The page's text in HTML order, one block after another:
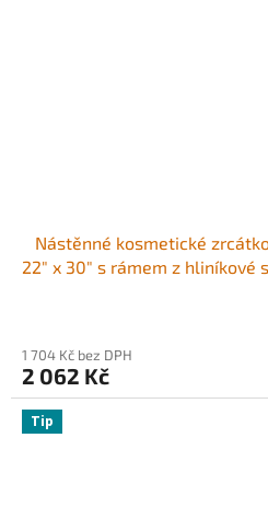
Nástěnné kosmetické
22" x 30" s rámem z
tvaru Z, vhodné do
1 704 Kč bez DPH
2 062 Kč
Tip